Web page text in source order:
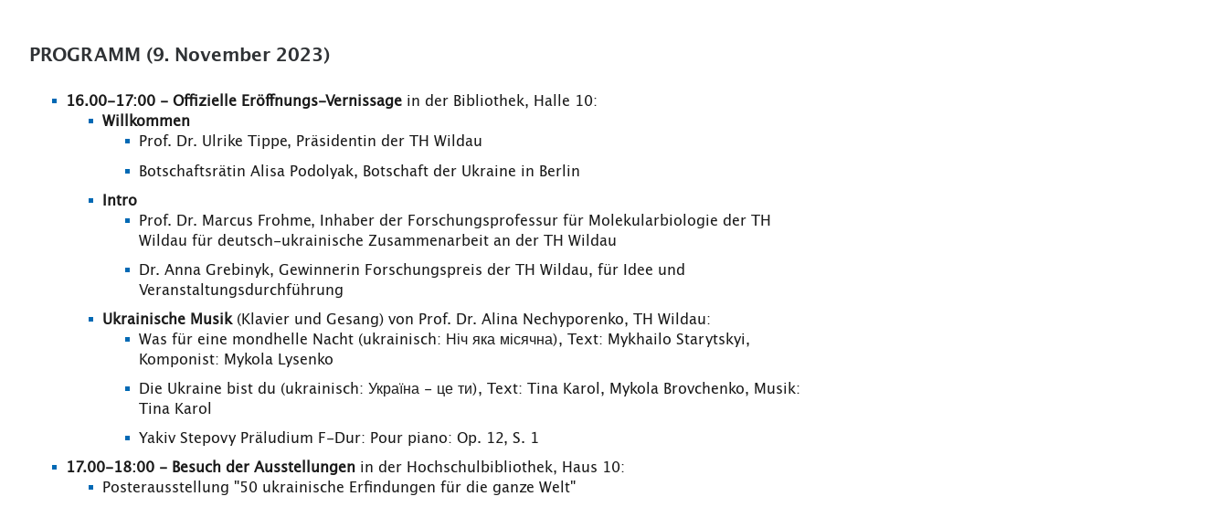
PROGRAMM (9. November 2023)
16.00-17:00 - Offizielle Eröffnungs-Vernissage in der Bibliothek, Halle 10:
Willkommen
Prof. Dr. Ulrike Tippe, Präsidentin der TH Wildau
Botschaftsrätin Alisa Podolyak, Botschaft der Ukraine in Berlin
Intro
Prof. Dr. Marcus Frohme, Inhaber der Forschungsprofessur für Molekularbiologie der TH
Wildau für deutsch-ukrainische Zusammenarbeit an der TH Wildau
Dr. Anna Grebinyk, Gewinnerin Forschungspreis der TH Wildau, für Idee und
Veranstaltungsdurchführung
Ukrainische Musik (Klavier und Gesang) von Prof. Dr. Alina Nechyporenko, TH Wildau:
Was für eine mondhelle Nacht (ukrainisch: Ніч яка місячна), Text: Mykhailo Starytskyi,
Komponist: Mykola Lysenko
Die Ukraine bist du (ukrainisch: Україна - це ти), Text: Tina Karol, Mykola Brovchenko, Musik:
Tina Karol
Yakiv Stepovy Präludium F-Dur: Pour piano: Op. 12, S. 1
17.00-18:00 - Besuch der Ausstellungen in der Hochschulbibliothek, Haus 10:
Posterausstellung "50 ukrainische Erfindungen für die ganze Welt"